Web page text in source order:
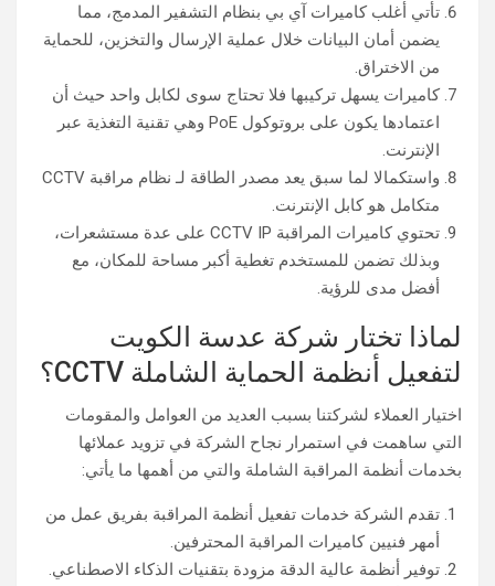
تأتي أغلب كاميرات آي بي بنظام التشفير المدمج، مما
يضمن أمان البيانات خلال عملية الإرسال والتخزين، للحماية
من الاختراق.
كاميرات يسهل تركيبها فلا تحتاج سوى لكابل واحد حيث أن
اعتمادها يكون على بروتوكول PoE وهي تقنية التغذية عبر
الإنترنت.
واستكمالا لما سبق يعد مصدر الطاقة لـ نظام مراقبة CCTV
متكامل هو كابل الإنترنت.
تحتوي كاميرات المراقبة CCTV IP على عدة مستشعرات،
وبذلك تضمن للمستخدم تغطية أكبر مساحة للمكان، مع
أفضل مدى للرؤية.
لماذا تختار شركة عدسة الكويت
لتفعيل أنظمة الحماية الشاملة CCTV؟
اختيار العملاء لشركتنا بسبب العديد من العوامل والمقومات
التي ساهمت في استمرار نجاح الشركة في تزويد عملائها
بخدمات أنظمة المراقبة الشاملة والتي من أهمها ما يأتي:
تقدم الشركة خدمات تفعيل أنظمة المراقبة بفريق عمل من
أمهر فنيين كاميرات المراقبة المحترفين.
توفير أنظمة عالية الدقة مزودة بتقنيات الذكاء الاصطناعي.